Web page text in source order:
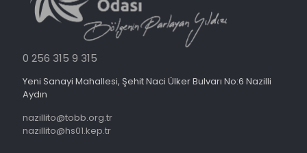
0 256 315 9 315
Yeni Sanayi Mahallesi, Şehit Naci Ülker Bulvarı No:6 Nazilli
Aydın
nazillito@tobb.org.tr
nazillito@hs01.kep.tr